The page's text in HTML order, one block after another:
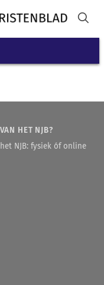
HET NJB?
NJB: fysiek óf online